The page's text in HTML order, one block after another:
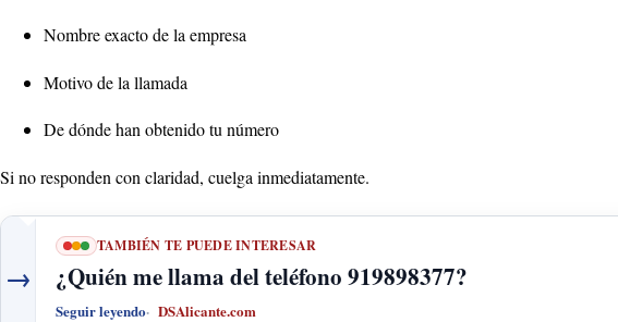
Nombre exacto de la empresa
Motivo de la llamada
De dónde han obtenido tu número
Si no responden con claridad, cuelga inmediatamente.
→
TAMBIÉN TE PUEDE INTERESAR
¿Quién me llama del teléfono 919898377?
Seguir leyendo DSAlicante.com